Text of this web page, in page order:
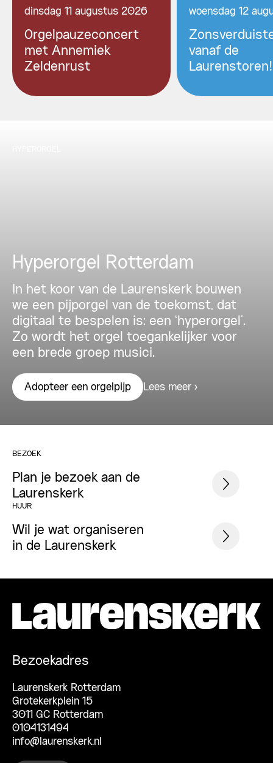
dinsdag 11 augustus 2026
Orgelpauzeconcert
met Annemiek
Zeldenrust
woensdag 12
vanaf de
Laurenstoren!
Hyperorgel Rotterdam
In het koor van de Laurenskerk bouwen
we een pijporgel van de toekomst, dat
digitaal te bespelen is: een ‘hyperorgel’.
Zo wordt het orgel toegankelijker voor
een brede groep musici.
Adopteer een orgelpijp Lees meer
BEZOEK
Plan je bezoek aan de
Laurenskerk
HUUR
Wil je wat organiseren
in de Laurenskerk
Bezoekadres
Laurenskerk Rotterdam
Grotekerkplein 15
3011 GC Rotterdam
0104131494
info@laurenskerk.nl